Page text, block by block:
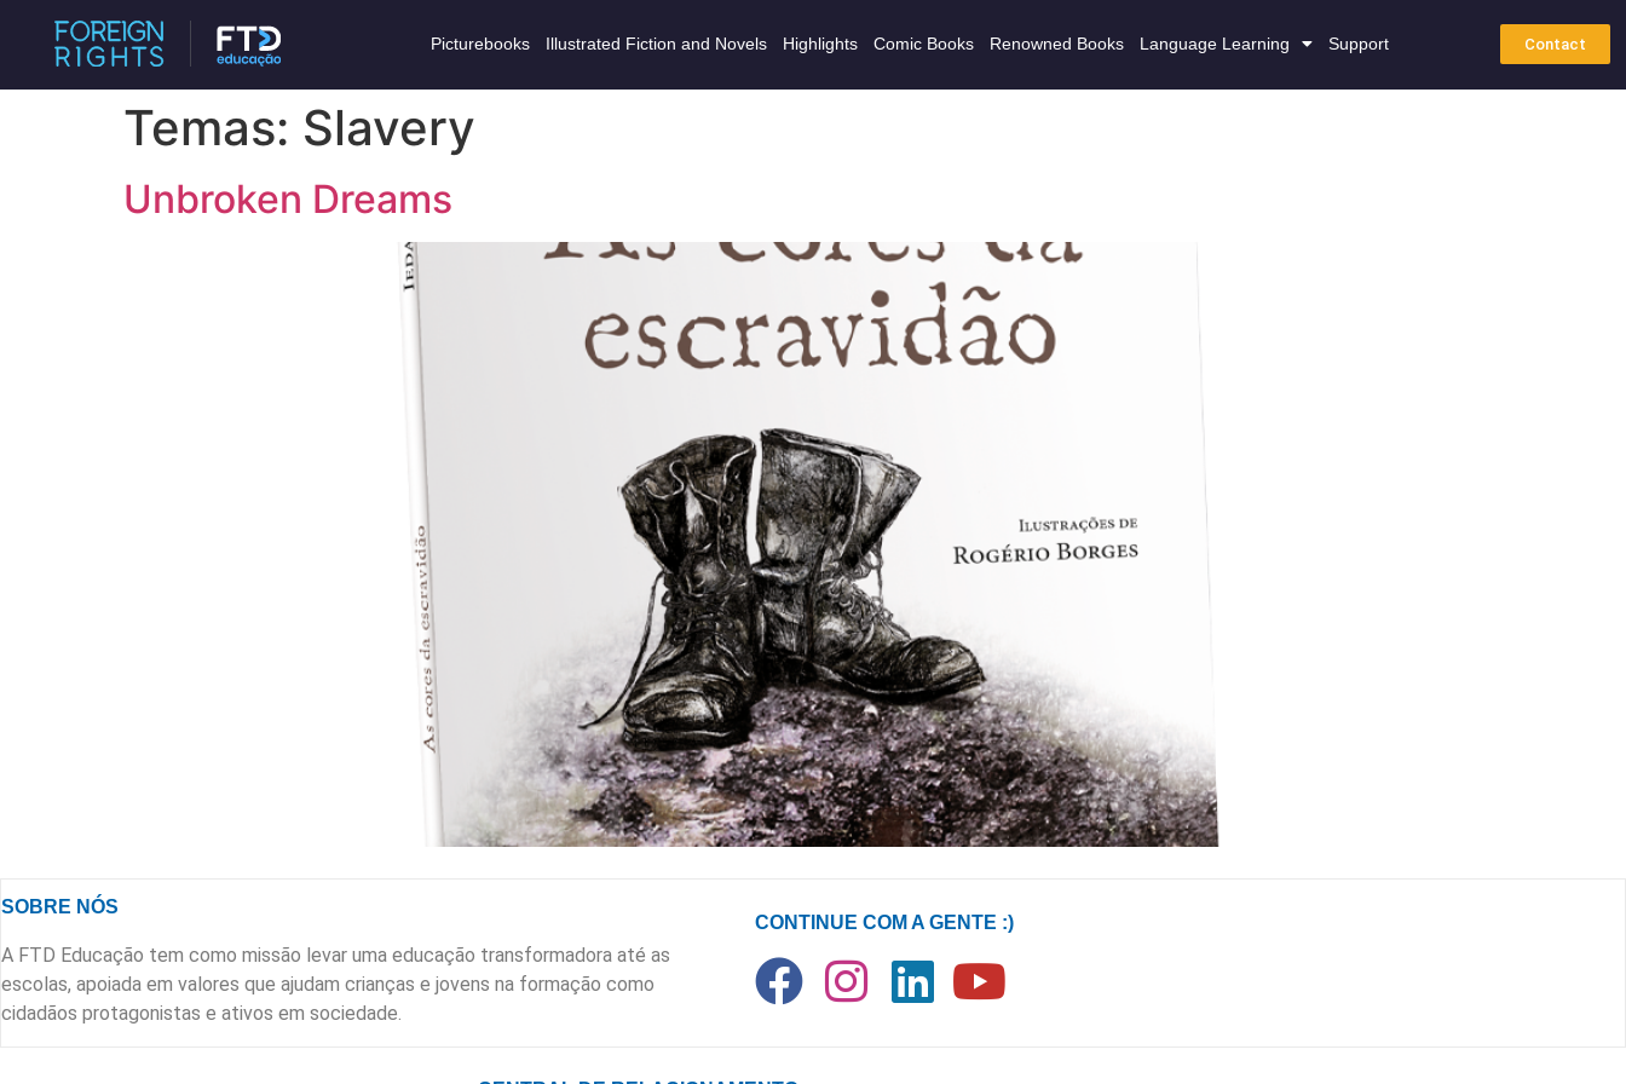
Picturebooks Illustrated Fiction and Novels Highlights Comic Books Renowned Books Language Learning Support Contact
Temas: Slavery
Unbroken Dreams
SOBRE NÓS
A FTD Educação tem como missão levar uma educação transformadora até as
escolas, apoiada em valores que ajudam crianças e jovens na formação como
cidadãos protagonistas e ativos em sociedade.
CONTINUE COM A GENTE :)